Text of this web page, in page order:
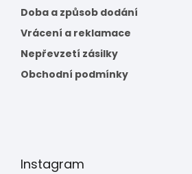
Doba a způsob dodání
Vrácení a reklamace
Nepřevzetí zásilky
Obchodní podmínky
Instagram